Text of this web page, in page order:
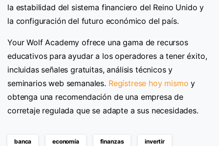
la estabilidad del sistema financiero del Reino Unido y
la configuración del futuro económico del país.
Your Wolf Academy ofrece una gama de recursos
educativos para ayudar a los operadores a tener éxito,
incluidas señales gratuitas, análisis técnicos y
seminarios web semanales. Regístrese hoy mismo y
obtenga una recomendación de una empresa de
corretaje regulada que se adapte a sus necesidades.
banca economía finanzas invertir